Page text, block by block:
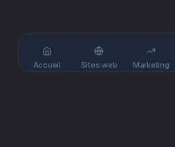
Accueil Sites web Marketing